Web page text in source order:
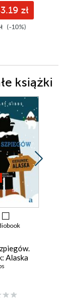
zł
(-10%)
książki
Alaska